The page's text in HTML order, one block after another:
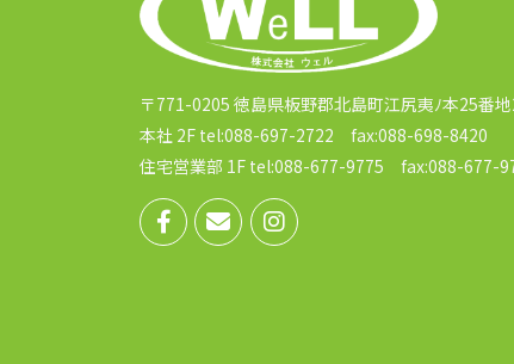
〒771-0205 徳島県板野郡北島町江尻夷ﾉ本25番
本社 2F tel:088-697-2722 fax:088-698-8420
住宅営業部 1F tel:088-677-9775 fax:088-677-